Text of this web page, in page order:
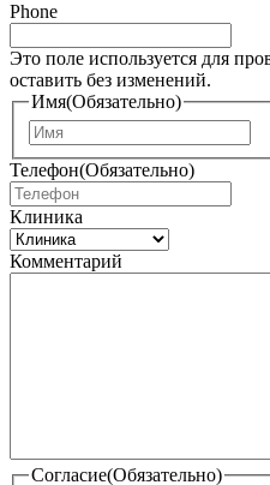
Phone
Это поле используется для
оставить без изменений.
Имя(Обязательно)
м
Телефон(Обязательно)
Клиника
Комментарий
Согласие(Обязательно)